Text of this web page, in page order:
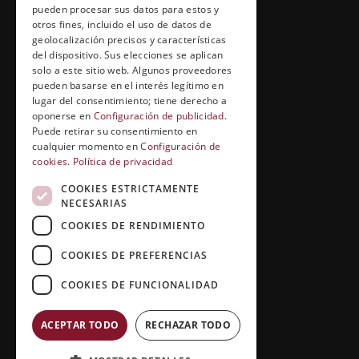
Cuídate con Grupo Esneca
Entrevistas profesionales
EL RINCÓN DEL ALUMNO
Conócenos
Preguntas y respuestas
Clases virtuales
Copyright © 2026 |Grupo Esneca TV
pueden procesar sus datos para estos y
otros fines, incluido el uso de datos de
geolocalización precisos y características
del dispositivo. Sus elecciones se aplican
solo a este sitio web. Algunos proveedores
pueden basarse en el interés legítimo en
lugar del consentimiento; tiene derecho a
oponerse en Configuración de publicidad.
Puede retirar su consentimiento en
cualquier momento enConfiguración de
cookies. Política de privacidad
COOKIES ESTRICTAMENTE
NECESARIAS
COOKIES DE RENDIMIENTO
COOKIES DE PREFERENCIAS
COOKIES DE FUNCIONALIDAD
ACEPTAR TODO RECHAZAR TODO